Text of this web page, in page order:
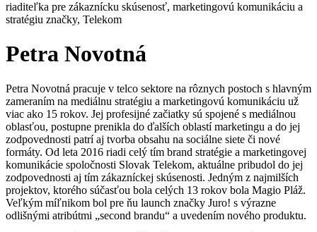
riaditeľka pre zákaznícku skúsenosť, marketingovú komunikáciu a
stratégiu značky, Telekom
Petra Novotná
Petra Novotná pracuje v telco sektore na rôznych postoch s hlavným
zameraním na mediálnu stratégiu a marketingovú komunikáciu už
viac ako 15 rokov. Jej profesijné začiatky sú spojené s mediálnou
oblasťou, postupne prenikla do ďalších oblastí marketingu a do jej
zodpovednosti patrí aj tvorba obsahu na sociálne siete či nové
formáty. Od leta 2016 riadi celý tím brand stratégie a marketingovej
komunikácie spoločnosti Slovak Telekom, aktuálne pribudol do jej
zodpovednosti aj tím zákazníckej skúsenosti. Jedným z najmilších
projektov, ktorého súčasťou bola celých 13 rokov bola Magio Pláž.
Veľkým míľnikom bol pre ňu launch značky Juro! s výrazne
odlišnými atribútmi „second brandu“ a uvedením nového produktu.